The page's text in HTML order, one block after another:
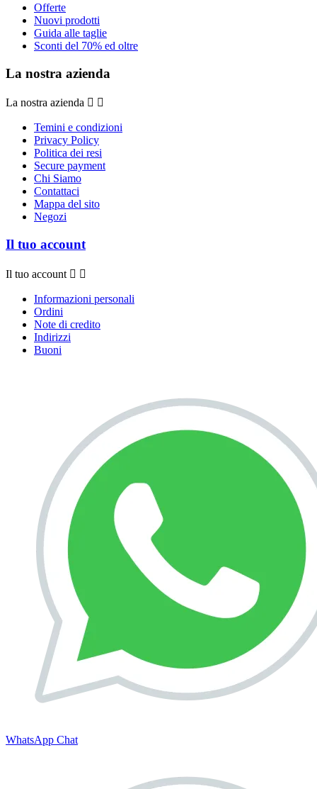
Offerte
Nuovi prodotti
Guida alle taglie
Sconti del 70% ed oltre
La nostra azienda
La nostra azienda  
Temini e condizioni
Privacy Policy
Politica dei resi
Secure payment
Chi Siamo
Contattaci
Mappa del sito
Negozi
Il tuo account
Il tuo account  
Informazioni personali
Ordini
Note di credito
Indirizzi
Buoni
WhatsApp Chat